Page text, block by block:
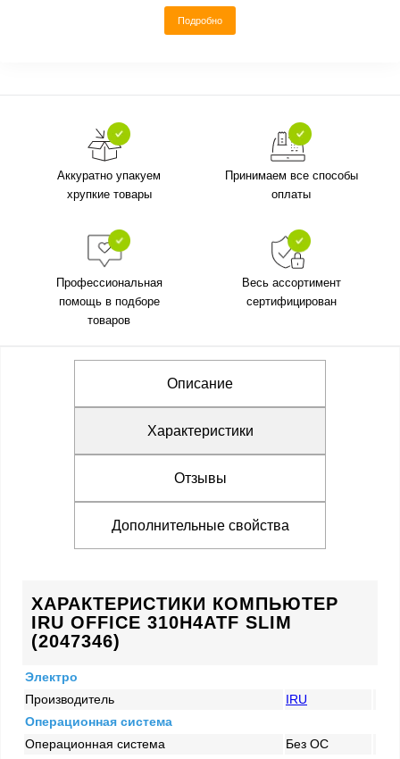
Подробно
Аккуратно упакуем
хрупкие товары
Принимаем все способы
оплаты
Профессиональная
помощь в подборе
товаров
Весь ассортимент
сертифицирован
Описание
Характеристики
Отзывы
Дополнительные свойства
ХАРАКТЕРИСТИКИ КОМПЬЮТЕР
IRU OFFICE 310H4ATF SLIM
(2047346)
Электро
Производитель
IRU
Операционная система
Операционная система
Без ОС